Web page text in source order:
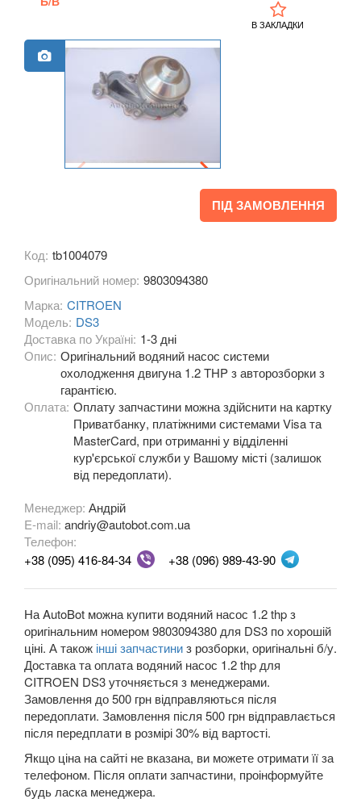
C3 Pluriel (HB)
C3 Picasso (SH)
C4 II Picasso (B78)
C4 II Grand Picasso (B78)
C4 Aircross
C4 Cactus I
C4 Cactus II
C5 I X40 (DC, DE)
C5 I X40 (RC, RE)
C5 II X7 (RD, TD)
C6 (TD)
C8 (EA, EB)
C-Elysee II
DS3
DS4
DS4 Crossback
DS5
DS7 Crossback
ПІД ЗАМОВЛЕННЯ
В ЗАКЛАДКИ
Код: tb1004079
Оригінальний номер: 9803094380
Марка: CITROEN
Модель: DS3
Доставка по Україні: 1-3 дні
Опис: Оригінальний водяний насос системи
охолодження двигуна 1.2 THP з авторозборки з
гарантією.
Оплата: Оплату запчастини можна здійснити на картку
Приватбанку, платіжними системами Visa та
MasterCard, при отриманні у відділенні
кур'єрської служби у Вашому місті (залишок
від передоплати).
Менеджер: Андрій
E-mail: andriy@autobot.com.ua
Телефон:
+38 (095) 416-84-34
+38 (096) 989-43-90
На AutoBot можна купити водяний насос 1.2 thp з
оригінальним номером 9803094380 для DS3 по хорошій
ціні. А також інші запчастиниз розборки, оригінальні б/у.
Доставка та оплата водяний насос 1.2 thp для
CITROEN DS3 уточняється з менеджерами.
Замовлення до 500 грн відправляються після
передоплати. Замовлення після 500 грн відправлається
після передплати в розмірі 30% від вартості.
Якщо ціна на сайті не вказана, ви можете отримати її за
телефоном. Після оплати запчастини, проінформуйте
будь ласка менеджера.